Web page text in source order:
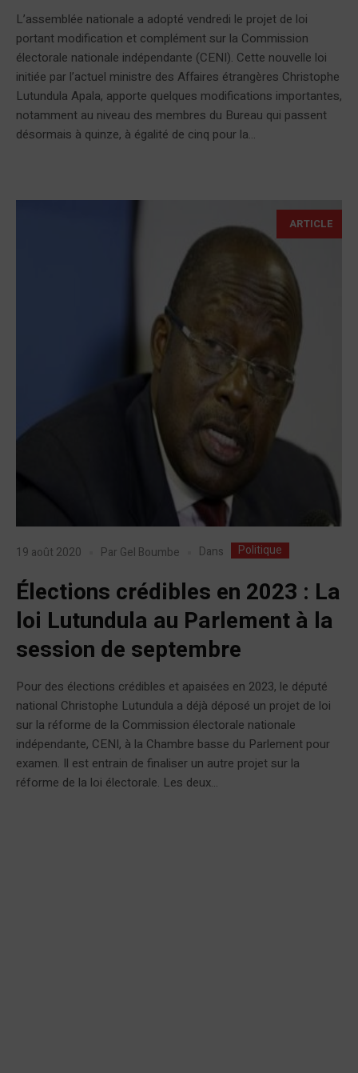
L’assemblée nationale a adopté vendredi le projet de loi
portant modification et complément sur la Commission
électorale nationale indépendante (CENI). Cette nouvelle loi
initiée par l’actuel ministre des Affaires étrangères Christophe
Lutundula Apala, apporte quelques modifications importantes,
notamment au niveau des membres du Bureau qui passent
désormais à quinze, à égalité de cinq pour la...
ARTICLE
19 août 2020 Par Gel Boumbe Dans Politique
Élections crédibles en 2023 : La
loi Lutundula au Parlement à la
session de septembre
Pour des élections crédibles et apaisées en 2023, le député
national Christophe Lutundula a déjà déposé un projet de loi
sur la réforme de la Commission électorale nationale
indépendante, CENI, à la Chambre basse du Parlement pour
examen. Il est entrain de finaliser un autre projet sur la
réforme de la loi électorale. Les deux...